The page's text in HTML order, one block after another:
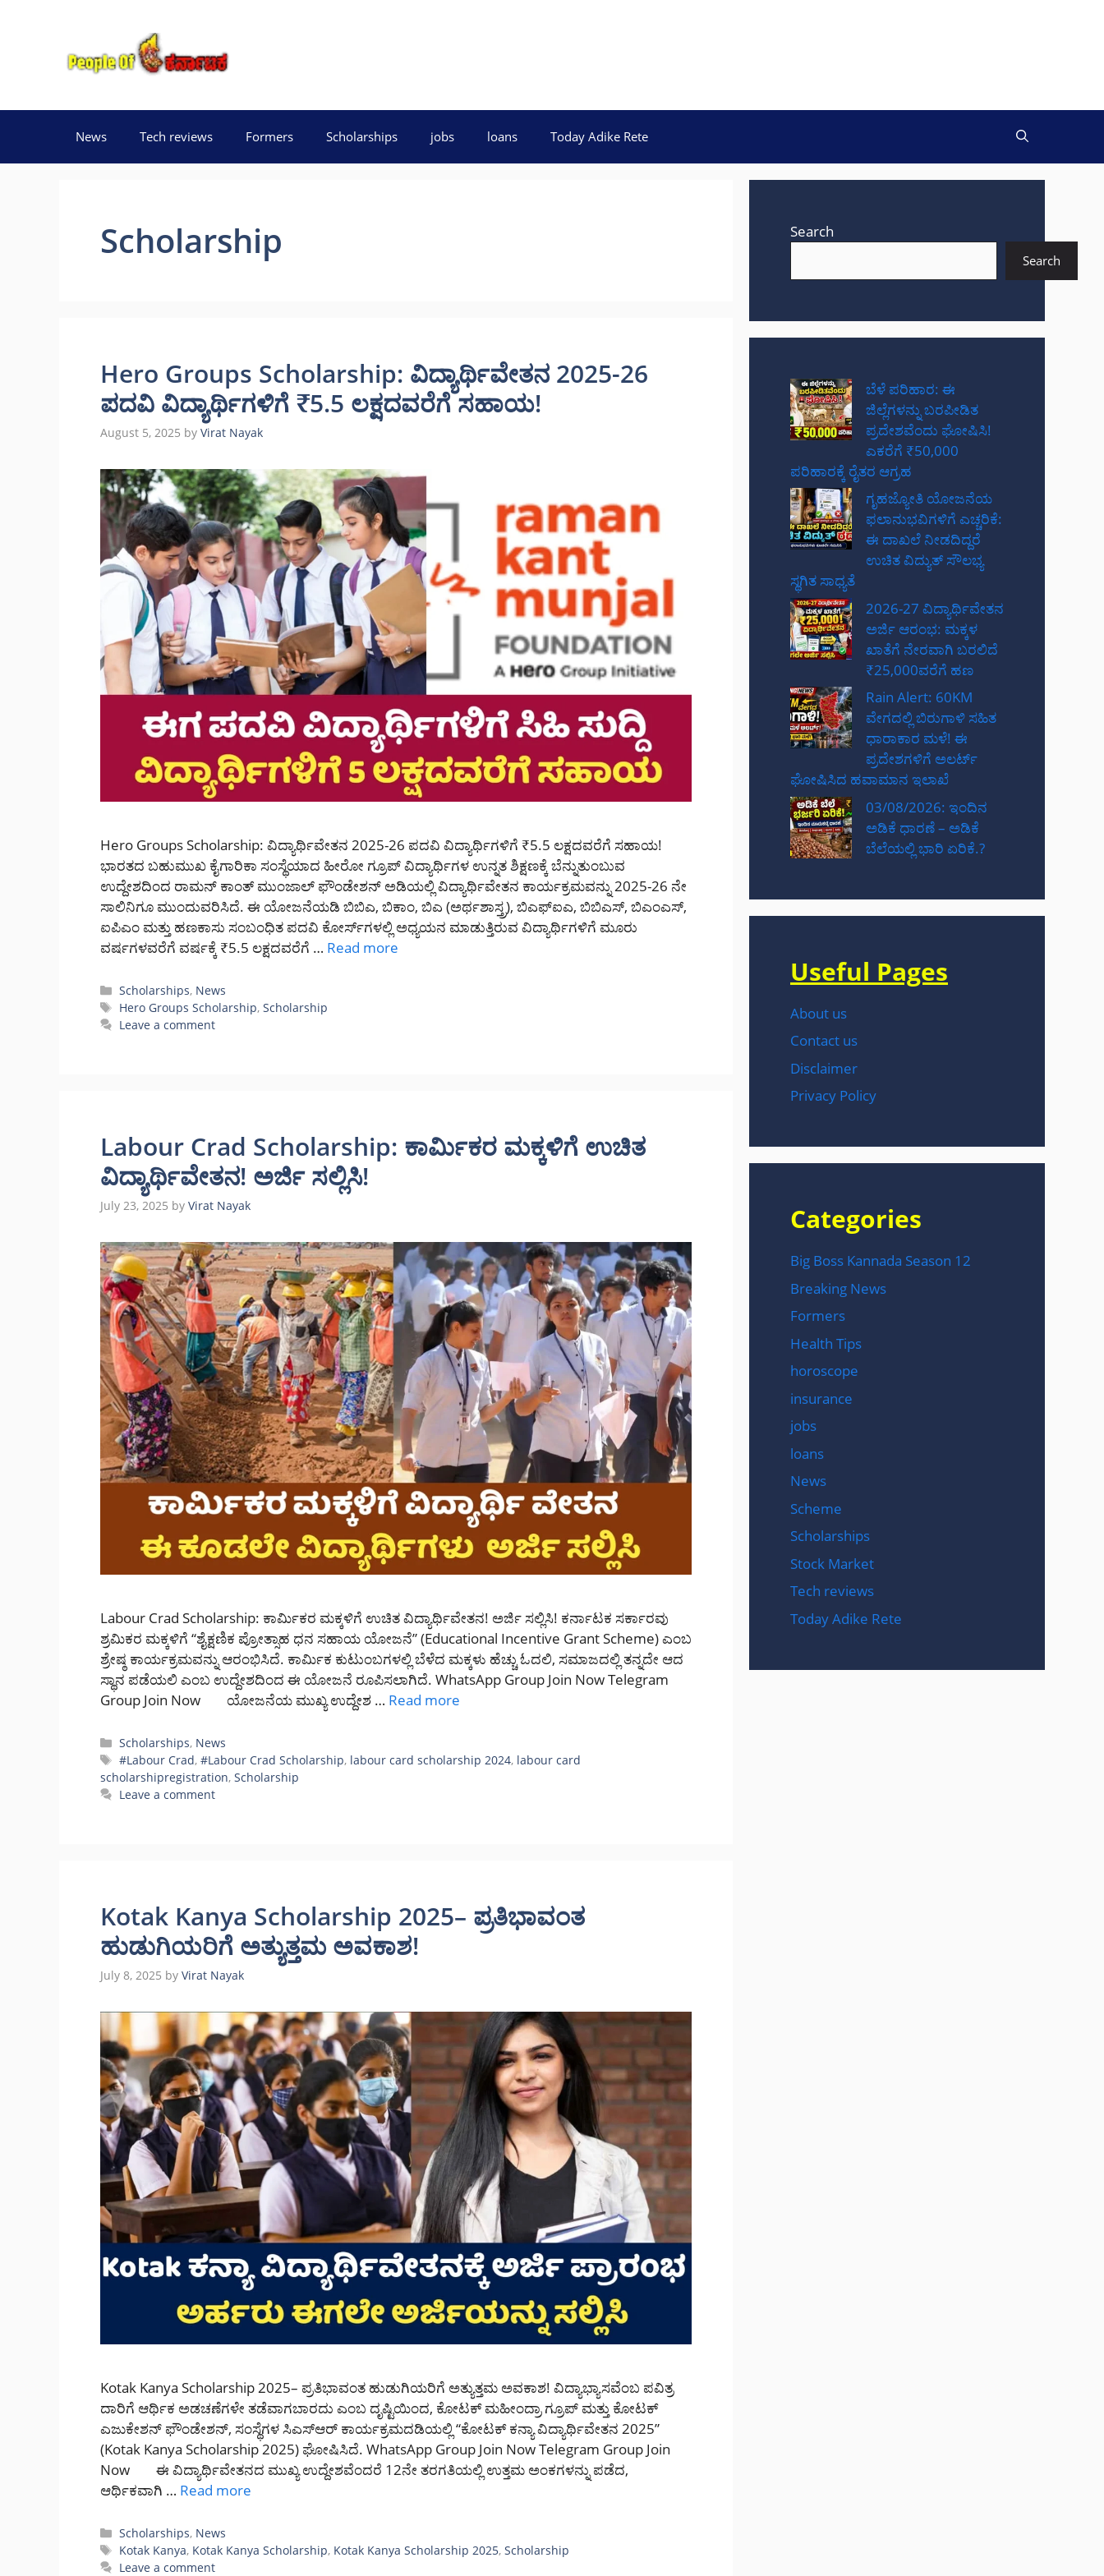
News Tech reviews Formers Scholarships jobs loans Today Adike Rete
Scholarship
Hero Groups Scholarship: ವಿದ್ಯಾರ್ಥಿವೇತನ 2025-26
ಪದವಿ ವಿದ್ಯಾರ್ಥಿಗಳಿಗೆ ₹5.5 ಲಕ್ಷದವರೆಗೆ ಸಹಾಯ!
August 5, 2025 by Virat Nayak
Hero Groups Scholarship: ವಿದ್ಯಾರ್ಥಿವೇತನ 2025-26 ಪದವಿ ವಿದ್ಯಾರ್ಥಿಗಳಿಗೆ ₹5.5 ಲಕ್ಷದವರೆಗೆ ಸಹಾಯ!
ಭಾರತದ ಬಹುಮುಖ ಕೈಗಾರಿಕಾ ಸಂಸ್ಥೆಯಾದ ಹೀರೋ ಗ್ರೂಪ್ ವಿದ್ಯಾರ್ಥಿಗಳ ಉನ್ನತ ಶಿಕ್ಷಣಕ್ಕೆ ಬೆನ್ನುತುಂಬುವ
ಉದ್ದೇಶದಿಂದ ರಾಮನ್ ಕಾಂತ್ ಮುಂಜಾಲ್ ಫೌಂಡೇಶನ್ ಅಡಿಯಲ್ಲಿ ವಿದ್ಯಾರ್ಥಿವೇತನ ಕಾರ್ಯಕ್ರಮವನ್ನು 2025-26 ನೇ
ಸಾಲಿನಿಗೂ ಮುಂದುವರಿಸಿದೆ. ಈ ಯೋಜನೆಯಡಿ ಬಿಬಿಎ, ಬಿಕಾಂ, ಬಿಎ (ಅರ್ಥಶಾಸ್ತ್ರ), ಬಿಎಫ್‌ಐಎ, ಬಿಬಿಎಸ್, ಬಿಎಂಎಸ್,
ಐಪಿಎಂ ಮತ್ತು ಹಣಕಾಸು ಸಂಬಂಧಿತ ಪದವಿ ಕೋರ್ಸ್‌ಗಳಲ್ಲಿ ಅಧ್ಯಯನ ಮಾಡುತ್ತಿರುವ ವಿದ್ಯಾರ್ಥಿಗಳಿಗೆ ಮೂರು
ವರ್ಷಗಳವರೆಗೆ ವರ್ಷಕ್ಕೆ ₹5.5 ಲಕ್ಷದವರೆಗೆ … Read more
Categories
Scholarships, News
Tags
Hero Groups Scholarship,Scholarship
Leave a comment
Labour Crad Scholarship: ಕಾರ್ಮಿಕರ ಮಕ್ಕಳಿಗೆ ಉಚಿತ
ವಿದ್ಯಾರ್ಥಿವೇತನ! ಅರ್ಜಿ ಸಲ್ಲಿಸಿ!
July 23, 2025 by Virat Nayak
Labour Crad Scholarship: ಕಾರ್ಮಿಕರ ಮಕ್ಕಳಿಗೆ ಉಚಿತ ವಿದ್ಯಾರ್ಥಿವೇತನ! ಅರ್ಜಿ ಸಲ್ಲಿಸಿ! ಕರ್ನಾಟಕ ಸರ್ಕಾರವು
ಶ್ರಮಿಕರ ಮಕ್ಕಳಿಗೆ “ಶೈಕ್ಷಣಿಕ ಪ್ರೋತ್ಸಾಹ ಧನ ಸಹಾಯ ಯೋಜನೆ” (Educational Incentive Grant Scheme) ಎಂಬ
ಶ್ರೇಷ್ಠ ಕಾರ್ಯಕ್ರಮವನ್ನು ಆರಂಭಿಸಿದೆ. ಕಾರ್ಮಿಕ ಕುಟುಂಬಗಳಲ್ಲಿ ಬೆಳೆದ ಮಕ್ಕಳು ಹೆಚ್ಚು ಓದಲಿ, ಸಮಾಜದಲ್ಲಿ ತನ್ನದೇ ಆದ
ಸ್ಥಾನ ಪಡೆಯಲಿ ಎಂಬ ಉದ್ದೇಶದಿಂದ ಈ ಯೋಜನೆ ರೂಪಿಸಲಾಗಿದೆ. WhatsApp Group Join Now Telegram
Group Join Now ಯೋಜನೆಯ ಮುಖ್ಯ ಉದ್ದೇಶ … Read more
Categories
Scholarships, News
Tags
#Labour Crad,#Labour Crad Scholarship, labour card scholarship 2024, labour card
scholarshipregistration, Scholarship
Leave a comment
Kotak Kanya Scholarship 2025– ಪ್ರತಿಭಾವಂತ
ಹುಡುಗಿಯರಿಗೆ ಅತ್ಯುತ್ತಮ ಅವಕಾಶ!
July 8, 2025 by Virat Nayak
Kotak Kanya Scholarship 2025– ಪ್ರತಿಭಾವಂತ ಹುಡುಗಿಯರಿಗೆ ಅತ್ಯುತ್ತಮ ಅವಕಾಶ! ವಿದ್ಯಾಭ್ಯಾಸವೆಂಬ ಪವಿತ್ರ
ದಾರಿಗೆ ಆರ್ಥಿಕ ಅಡಚಣೆಗಳೇ ತಡೆವಾಗಬಾರದು ಎಂಬ ದೃಷ್ಟಿಯಿಂದ, ಕೋಟಕ್ ಮಹೀಂದ್ರಾ ಗ್ರೂಪ್ ಮತ್ತು ಕೋಟಕ್
ಎಜುಕೇಶನ್ ಫೌಂಡೇಶನ್, ಸಂಸ್ಥೆಗಳ ಸಿಎಸ್‌ಆರ್ ಕಾರ್ಯಕ್ರಮದಡಿಯಲ್ಲಿ “ಕೋಟಕ್ ಕನ್ಯಾ ವಿದ್ಯಾರ್ಥಿವೇತನ 2025”
(Kotak Kanya Scholarship 2025) ಘೋಷಿಸಿದೆ. WhatsApp Group Join Now Telegram Group Join
Now ಈ ವಿದ್ಯಾರ್ಥಿವೇತನದ ಮುಖ್ಯ ಉದ್ದೇಶವೆಂದರೆ 12ನೇ ತರಗತಿಯಲ್ಲಿ ಉತ್ತಮ ಅಂಕಗಳನ್ನು ಪಡೆದ,
ಆರ್ಥಿಕವಾಗಿ … Read more
Categories
Scholarships, News
Tags
Kotak Kanya, Kotak Kanya Scholarship, Kotak Kanya Scholarship 2025,Scholarship
Leave a comment
Search
Search
ಬೆಳೆ ಪರಿಹಾರ: ಈ
ಜಿಲ್ಲೆಗಳನ್ನು ಬರಪೀಡಿತ
ಪ್ರದೇಶವೆಂದು ಘೋಷಿಸಿ!
ಎಕರೆಗೆ ₹50,000
ಪರಿಹಾರಕ್ಕೆ ರೈತರ ಆಗ್ರಹ
ಗೃಹಜ್ಯೋತಿ ಯೋಜನೆಯ
ಫಲಾನುಭವಿಗಳಿಗೆ ಎಚ್ಚರಿಕೆ:
ಈ ದಾಖಲೆ ನೀಡದಿದ್ದರೆ
ಉಚಿತ ವಿದ್ಯುತ್ ಸೌಲಭ್ಯ
ಸ್ಥಗಿತ ಸಾಧ್ಯತೆ
2026-27 ವಿದ್ಯಾರ್ಥಿವೇತನ
ಅರ್ಜಿ ಆರಂಭ: ಮಕ್ಕಳ
ಖಾತೆಗೆ ನೇರವಾಗಿ ಬರಲಿದೆ
₹25,000ವರೆಗೆ ಹಣ
Rain Alert: 60KM
ವೇಗದಲ್ಲಿ ಬಿರುಗಾಳಿ ಸಹಿತ
ಧಾರಾಕಾರ ಮಳೆ! ಈ
ಪ್ರದೇಶಗಳಿಗೆ ಅಲರ್ಟ್
ಘೋಷಿಸಿದ ಹವಾಮಾನ ಇಲಾಖೆ
03/08/2026: ಇಂದಿನ
ಅಡಿಕೆ ಧಾರಣೆ – ಅಡಿಕೆ
ಬೆಲೆಯಲ್ಲಿ ಭಾರಿ ಏರಿಕೆ.?
Useful Pages
About us
Contact us
Disclaimer
Privacy Policy
Categories
Big Boss Kannada Season 12
Breaking News
Formers
Health Tips
horoscope
insurance
jobs
loans
News
Scheme
Scholarships
Stock Market
Tech reviews
Today Adike Rete